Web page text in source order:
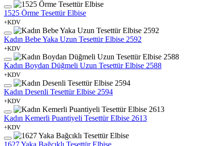
1525 Örme Tesettür Elbise
+KDV
Kadın Bebe Yaka Uzun Tesettür Elbise 2592
+KDV
Kadın Boydan Düğmeli Uzun Tesettür Elbise 2588
+KDV
Kadın Desenli Tesettür Elbise 2594
+KDV
Kadın Kemerli Puantiyeli Tesettür Elbise 2613
+KDV
1627 Yaka Bağcıklı Tesettür Elbise